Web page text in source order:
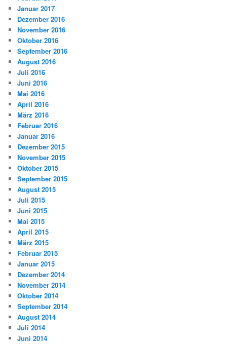
Januar 2017
Dezember 2016
November 2016
Oktober 2016
September 2016
August 2016
Juli 2016
Juni 2016
Mai 2016
April 2016
März 2016
Februar 2016
Januar 2016
Dezember 2015
November 2015
Oktober 2015
September 2015
August 2015
Juli 2015
Juni 2015
Mai 2015
April 2015
März 2015
Februar 2015
Januar 2015
Dezember 2014
November 2014
Oktober 2014
September 2014
August 2014
Juli 2014
Juni 2014